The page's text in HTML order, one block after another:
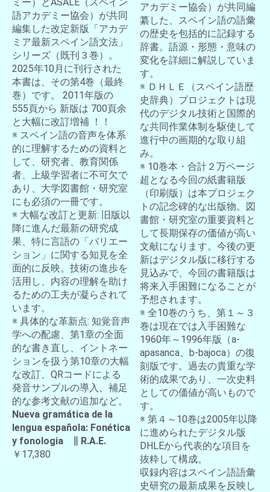
語アカデミー協会）が共同
編集した改定新版「アカデ
ミア最新スペイン語文法」
シリーズ（既刊３巻）。
2025年10月に刊行された
本書は、その第4巻（最終
巻）です。 2011年版の
555頁から 新版は 700頁余
と大幅に改訂増補 ！！
※ スペイン語の音声を体系
的に理解するための資料と
して、研究者、教育関係
者、上級学習者に不可欠で
あり、大学図書館・研究室
にも必須の一冊です。
※ 大幅な改訂と更新: 旧版以
降に進んだ最新の研究成
果、特に言語の「バリエー
ション」に関する知見を全
面的に反映。技術の進歩を
活用し、内容の理解を助け
るための工夫が凝らされて
います。
※ 具体的な革新点: 知覚音声
学への配慮、第1章の全面
的な書き直し、イントネー
ションを扱う第10章の大幅
な改訂、QRコードによる
発音サンプルの導入、補足
的な参考文献の追加など。
Nueva gramática de la
lengua española: Fonética
y fonologia ∥ R.A.E.
￥17,380
アカデミー協会）が共同編
纂した、スペイン語の語彙
の歴史を包括的に記録する
辞書。語源・形態・意味の
変化を詳細に解説していま
す。
※ ＤＨＬＥ（スペイン語歴
史辞典）プロジェクトは現
代のデジタル技術と国際的
な共同作業体制を駆使して
進行中の画期的な取り組
み。
※ 10巻本・合計２万ページ
超となる今回の紙書籍版
（印刷版）は本プロジェク
トの記念碑的な出版物。図
書館・研究室の重要資料と
して長期保存の価値が高い
文献になります。今後の更
新はデジタル版に移行する
見込みで、今回の書籍版は
将来入手困難になることが
予想されます。
※ 全10巻のうち、第１～３
巻は現在では入手困難な
1960年～1996年版（a-
apasanca、b-bajoca）の復
刻版です。過去の貴重な学
術的成果であり、一次史料
としての価値が高いもので
す。
※ 第４～10巻は2005年以降
に進められたデジタル版
DHLEから代表的な項目を
抜粋して構成。
収録内容はスペイン語語彙
史研究の最新成果を反映し